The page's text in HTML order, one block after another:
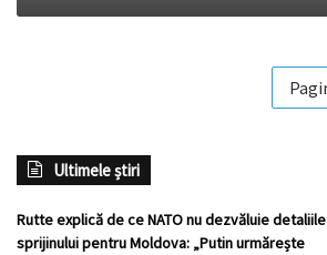
Ultimele știri
Rutte explică de ce NATO nu dezvăluie detaliile
sprijinului pentru Moldova: „Putin urmărește